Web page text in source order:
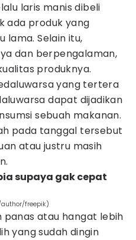
laris manis dibeli
ada produk yang
lama. Selain itu,
dan berpengalaman,
produknya.
yang tertera
dapat dijadikan
sebuah makanan.
pada tanggal tersebut
atau justru masih
supaya gak cepat
freepik)
panas atau hangat lebih
yang sudah dingin